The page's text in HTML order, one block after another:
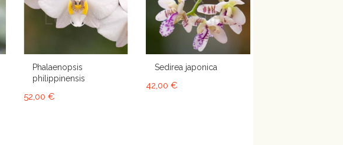
Phalaenopsis
philippinensis
52,00 €
Sedirea japonica
42,00 €